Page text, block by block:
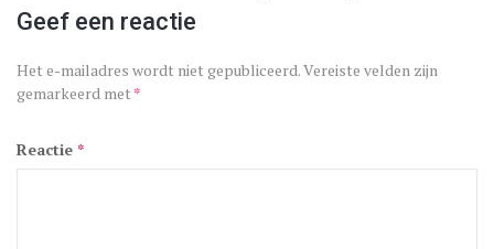
Geef een reactie
Het e-mailadres wordt niet gepubliceerd.Vereiste velden zijn
gemarkeerd met *
Reactie *